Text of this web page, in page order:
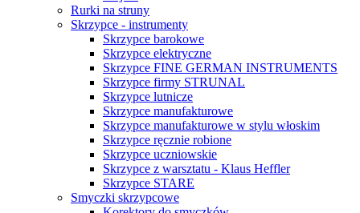
Rurki na struny
Skrzypce - instrumenty
Skrzypce barokowe
Skrzypce elektryczne
Skrzypce FINE GERMAN INSTRUMENTS
Skrzypce firmy STRUNAL
Skrzypce lutnicze
Skrzypce manufakturowe
Skrzypce manufakturowe w stylu włoskim
Skrzypce ręcznie robione
Skrzypce uczniowskie
Skrzypce z warsztatu - Klaus Heffler
Skrzypce STARE
Smyczki skrzypcowe